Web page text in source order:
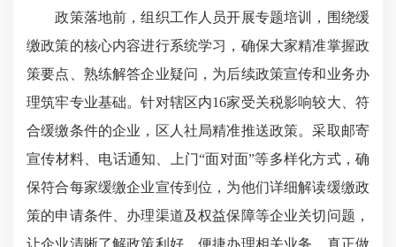
政策落地前，组织工作人员开展专题培训，围绕缓
缴政策的核心内容进行系统学习，确保大家精准掌握政
策要点、熟练解答企业疑问，为后续政策宣传和业务办
理筑牢专业基础。针对辖区内16家受关税影响较大、符
合缓缴条件的企业，区人社局精准推送政策。采取邮寄
宣传材料、电话通知、上门“面对面”等多样化方式，确
保符合每家缓缴企业宣传到位，为他们详细解读缓缴政
策的申请条件、办理渠道及权益保障等企业关切问题，
让企业清晰了解政策利好，便捷办理相关业务，真正做